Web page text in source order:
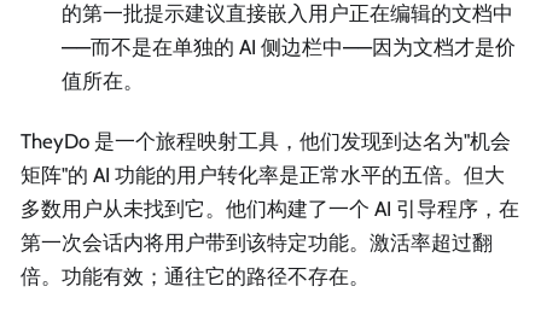
的第一批提示建议直接嵌入用户正在编辑的文档中
——而不是在单独的 AI 侧边栏中——因为文档才是价
值所在。
TheyDo 是一个旅程映射工具，他们发现到达名为"机会
矩阵"的 AI 功能的用户转化率是正常水平的五倍。但大
多数用户从未找到它。他们构建了一个 AI 引导程序，在
第一次会话内将用户带到该特定功能。激活率超过翻
倍。功能有效；通往它的路径不存在。